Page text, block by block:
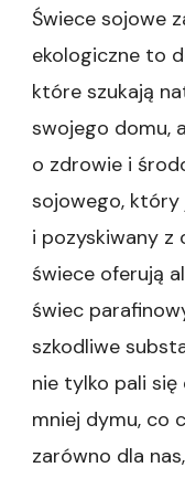
Świece sojowe
ekologiczne to
które szukają
swojego domu,
o zdrowie i
sojowego, który
i pozyskiwany z
świece oferują
świec
szkodliwe
nie tylko pali się
mniej dymu, co
zarówno dla